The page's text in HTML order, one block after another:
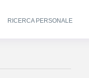
RICERCA PERSONALE